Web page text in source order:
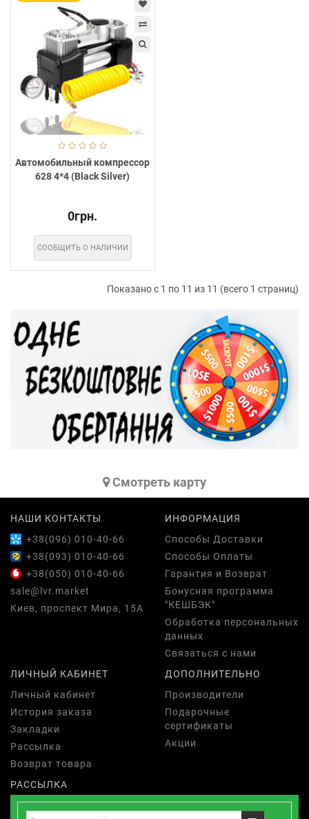
Автомобильный компрессор
628 4*4 (Black Silver)
0грн.
СООБЩИТЬ О НАЛИЧИИ
Показано с 1 по 11 из 11 (всего 1 страниц)
Cмотреть карту
НАШИ КОНТАКТЫ
+38(096) 010-40-66
+38(093) 010-40-66
+38(050) 010-40-66
sale@lvr.market
Киев, проспект Мира, 15А
ИНФОРМАЦИЯ
Способы Доставки
Способы Оплаты
Гарантия и Возврат
Бонусная программа
"КЕШБЭК"
Обработка персональных
данных
Связаться с нами
ЛИЧНЫЙ КАБИНЕТ
Личный кабинет
История заказа
Закладки
Рассылка
Возврат товара
ДОПОЛНИТЕЛЬНО
Производители
Подарочные
сертификаты
Акции
РАССЫЛКА